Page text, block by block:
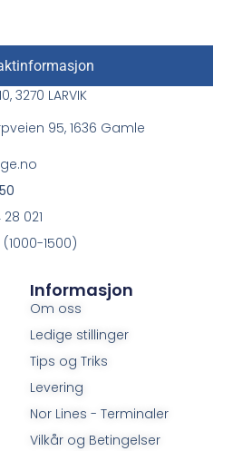
Informasjon
Om oss
Ledige stillinger
Tips og Triks
Levering
Nor Lines - Terminaler
Vilkår og Betingelser
3270 LARVIK
95, 1636 Gamle
021
1500)